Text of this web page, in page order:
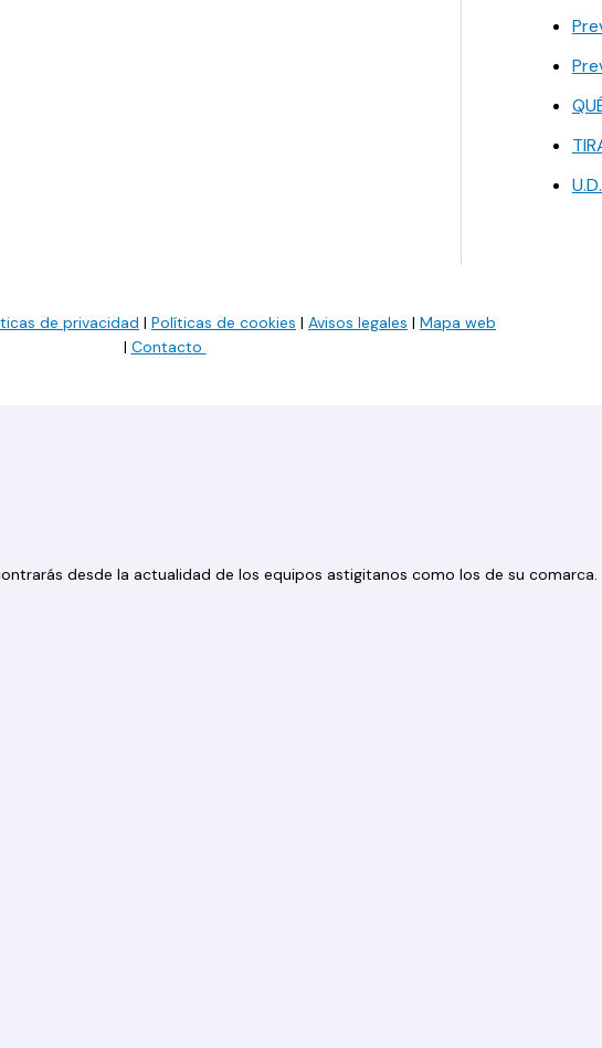
de privacidad | Políticas de cookies | Avisos legales | Mapa web
| Contacto
desde la actualidad de los equipos astigitanos como los de su comarca.